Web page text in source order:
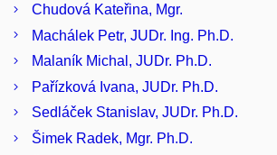
Chudová Kateřina, Mgr.
Machálek Petr, JUDr. Ing. Ph.D.
Malaník Michal, JUDr. Ph.D.
Pařízková Ivana, JUDr. Ph.D.
Sedláček Stanislav, JUDr. Ph.D.
Šimek Radek, Mgr. Ph.D.